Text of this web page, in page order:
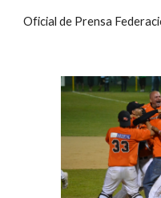
Oficial de Prensa